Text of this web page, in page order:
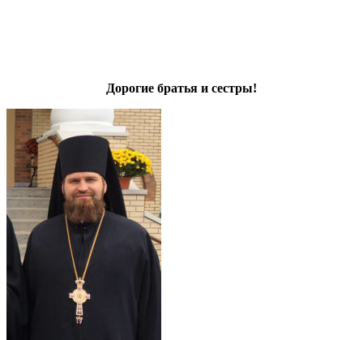
Дорогие братья и сестры!